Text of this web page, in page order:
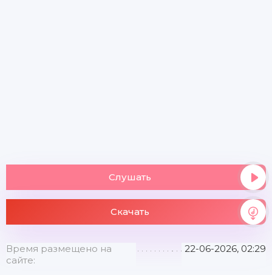
Слушать
Скачать
Время размещено на
сайте:
22-06-2026, 02:29